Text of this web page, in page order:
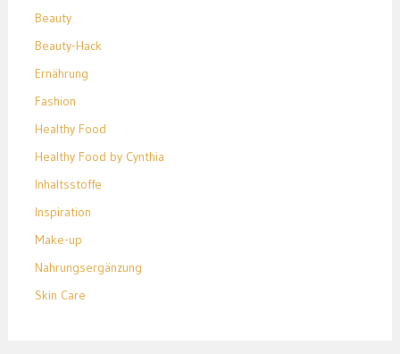
Beauty
Beauty-Hack
Ernährung
Fashion
Healthy Food
Healthy Food by Cynthia
Inhaltsstoffe
Inspiration
Make-up
Nahrungsergänzung
Skin Care